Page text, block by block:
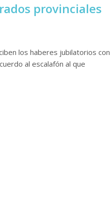
provinciales
los haberes jubilatorios con
al escalafón al que